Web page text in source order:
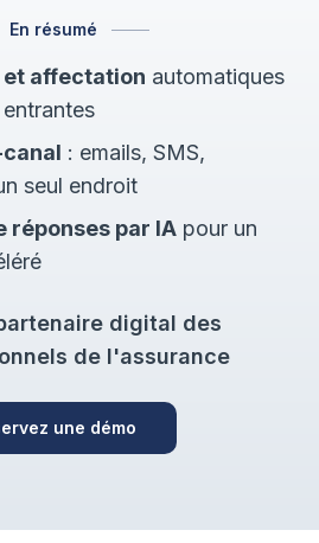
En résumé
affectation automatiques
: emails, SMS,
seul endroit
réponses par IA pour un
digital des
de l'assurance
une démo